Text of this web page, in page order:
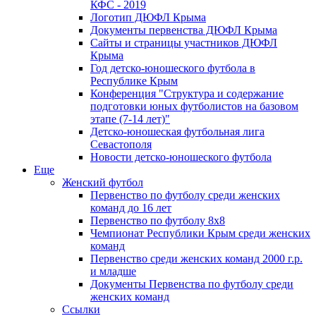
КФС - 2019
Логотип ДЮФЛ Крыма
Документы первенства ДЮФЛ Крыма
Сайты и страницы участников ДЮФЛ
Крыма
Год детско-юношеского футбола в
Республике Крым
Конференция "Структура и содержание
подготовки юных футболистов на базовом
этапе (7-14 лет)"
Детско-юношеская футбольная лига
Севастополя
Новости детско-юношеского футбола
Еще
Женский футбол
Первенство по футболу среди женских
команд до 16 лет
Первенство по футболу 8х8
Чемпионат Республики Крым среди женских
команд
Первенство среди женских команд 2000 г.р.
и младше
Документы Первенства по футболу среди
женских команд
Ссылки